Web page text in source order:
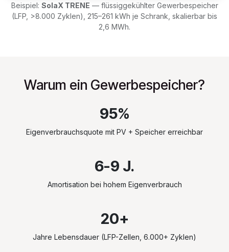
Beispiel: SolaX TRENE — flüssiggekühlter Gewerbespeicher
(LFP, >8.000 Zyklen), 215–261 kWh je Schrank, skalierbar bis
2,6 MWh.
Warum ein Gewerbespeicher?
95%
Eigenverbrauchsquote mit PV + Speicher erreichbar
6-9 J.
Amortisation bei hohem Eigenverbrauch
20+
Jahre Lebensdauer (LFP-Zellen, 6.000+ Zyklen)